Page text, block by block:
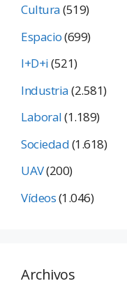
Cultura(519)
Espacio(699)
I+D+i(521)
Industria(2.581)
Laboral(1.189)
Sociedad(1.618)
UAV(200)
Vídeos(1.046)
Archivos